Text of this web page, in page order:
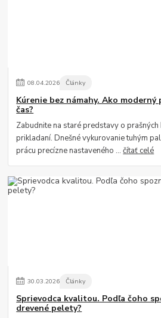
08.04.2026 Články
Kúrenie bez námahy. Ako
čas?
Zabudnite na staré predstavy o
prikladaní. Dnešné vykurovanie tuhým
prácu precízne nastaveného ...čítať celé
30.03.2026 Články
Sprievodca kvalitou. Podľa čoho
drevené pelety?